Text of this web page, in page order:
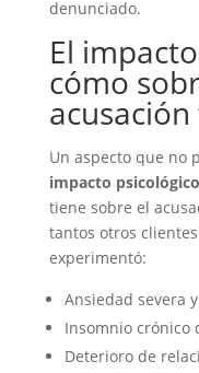
denunciado.
El
cómo
acusación
Un aspecto que no
impacto psicológico
tiene sobre el
tantos otros
experimentó:
Ansiedad severa
Insomnio crónico
Deterioro de